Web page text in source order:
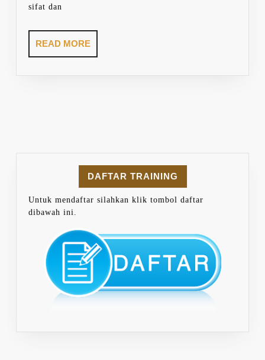
sifat dan
READ MOREREAD
MORE
DAFTAR TRAINING
Untuk mendaftar silahkan klik tombol daftar
dibawah ini.